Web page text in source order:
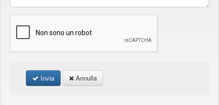
Invia Annulla